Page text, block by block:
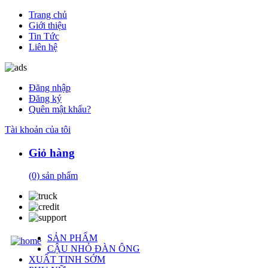
Trang chủ
Giới thiệu
Tin Tức
Liên hệ
Đăng nhập
Đăng ký
Quên mật khẩu?
Tài khoản của tôi
Giỏ hàng
(0) sản phẩm
SẢN PHẨM
CẬU NHỎ ĐÀN ÔNG
XUẤT TINH SỚM